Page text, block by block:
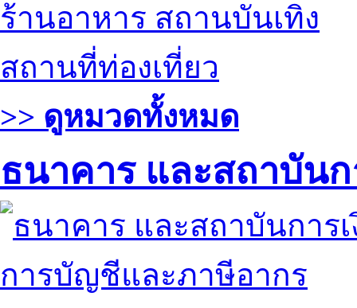
ร้านอาหาร สถานบันเทิง
สถานที่ท่องเที่ยว
>> ดูหมวดทั้งหมด
ธนาคาร และสถาบันก
การบัญชีและภาษีอากร